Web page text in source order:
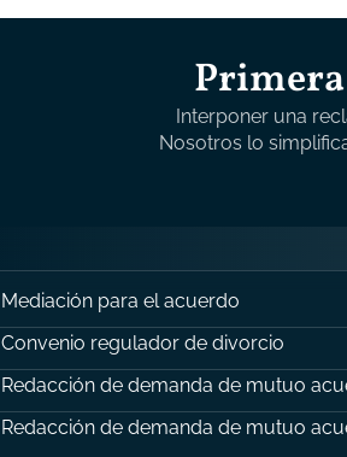
Interponer una
Nosotros lo
Mediación para el acuerdo
Convenio regulador de divorcio
Redacción de demanda de mutuo
Redacción de demanda de mutuo